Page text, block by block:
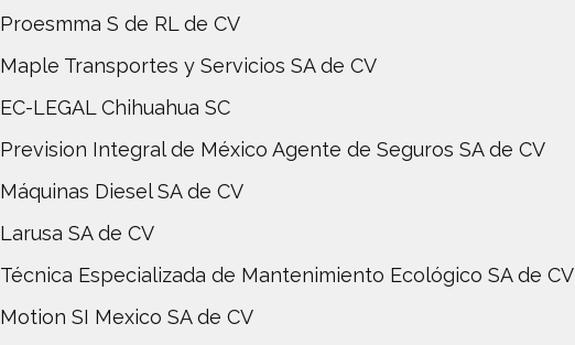
Proesmma S de RL de CV
Maple Transportes y Servicios SA de CV
EC-LEGAL Chihuahua SC
Prevision Integral de México Agente de Seguros SA de CV
Máquinas Diesel SA de CV
Larusa SA de CV
Técnica Especializada de Mantenimiento Ecológico SA de CV
Motion SI Mexico SA de CV